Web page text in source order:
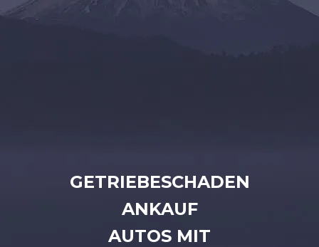
GETRIEBESCHADEN
ANKAUF
AUTOS MIT